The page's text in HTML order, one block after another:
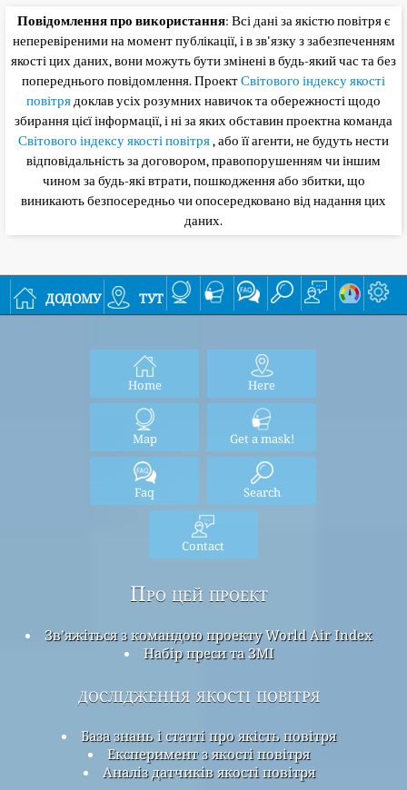
Повідомлення про використання: Всі дані за якістю повітря є
неперевіреними на момент публікації, і в зв'язку з забезпеченням
якості цих даних, вони можуть бути змінені в будь-який час та без
попереднього повідомлення. ПроектСвітового індексу якості
повітрядоклав усіх розумних навичок та обережності щодо
збирання цієї інформації, і ні за яких обставин проектна команда
Світового індексу якості повітря, або її агенти, не будуть нести
відповідальність за договором, правопорушенням чи іншим
чином за будь-які втрати, пошкодження або збитки, що
виникають безпосередньо чи опосередковано від надання цих
даних.
додому тут
Home Here
Map Get a mask!
Faq Search
Contact
Про цей проект
Зв’яжіться з командою проекту World Air Index
Набір преси та ЗМІ
дослідження якості повітря
База знань і статті про якість повітря
Експеримент з якості повітря
Аналіз датчиків якості повітря